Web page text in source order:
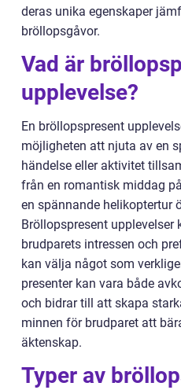
deras unika egenskaper
bröllopsgåvor.
Vad är
upplevelse?
En bröllopspresent
möjligheten att njuta av en
händelse eller aktivitet
från en romantisk middag
en spännande helikoptertur
Bröllopspresent upplevelser
brudparets intressen och
kan välja något som
presenter kan vara både
och bidrar till att skapa
minnen för brudparet att
äktenskap.
Typer av